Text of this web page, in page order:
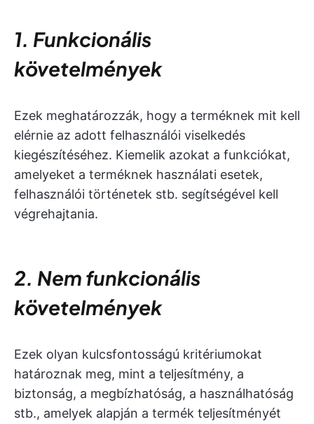
1. Funkcionális
követelmények
Ezek meghatározzák, hogy a terméknek mit kell
elérnie az adott felhasználói viselkedés
kiegészítéséhez. Kiemelik azokat a funkciókat,
amelyeket a terméknek használati esetek,
felhasználói történetek stb. segítségével kell
végrehajtania.
2. Nem funkcionális
követelmények
Ezek olyan kulcsfontosságú kritériumokat
határoznak meg, mint a teljesítmény, a
biztonság, a megbízhatóság, a használhatóság
stb., amelyek alapján a termék teljesítményét